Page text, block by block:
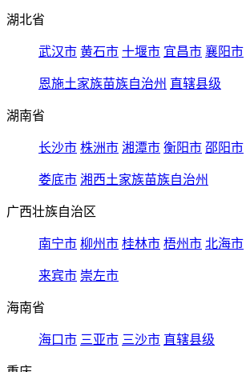
湖北省
武汉市 黄石市 十堰市 宜昌市 襄阳市
恩施土家族苗族自治州 直辖县级
湖南省
长沙市 株洲市 湘潭市 衡阳市 邵阳市
娄底市 湘西土家族苗族自治州
广西壮族自治区
南宁市 柳州市 桂林市 梧州市 北海市
来宾市 崇左市
海南省
海口市 三亚市 三沙市 直辖县级